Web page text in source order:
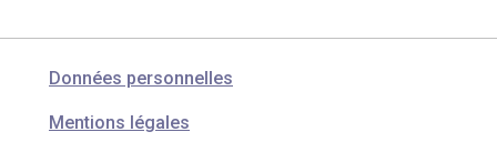
Données personnelles
Mentions légales